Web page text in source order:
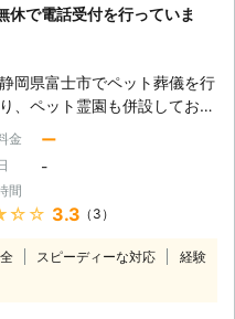
社の火葬は完全個別でおこな
個別火葬・ご拾骨まで合わせ
いをさせていただきます。
いね。 ●24時間で対応
なペット火葬にも対応させて
ます ペットちゃんが亡くな
う時間は、予想が付きませ
時間帯に、旅立ってしまうこ
で電話受付を行っていま
岡県富士市でペット葬儀を行
、ペット霊園も併設しており
富士インターから車で15分の
しております。火葬は9時よ
っておりますので、電話でご
さい。ご希望の方にはお通
・霊安安置もお受けしており
またお連れ頂けないようでした
市内は無料でお迎えに上がっ
金 ー
-
間
3.3 （3）
スピーディーな対応
経験